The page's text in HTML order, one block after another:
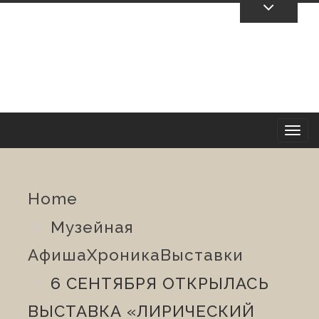
T
Home
Музейная
АфишаХроникаВыставки
6 СЕНТЯБРЯ ОТКРЫЛАСЬ
ВЫСТАВКА «ЛИРИЧЕСКИЙ